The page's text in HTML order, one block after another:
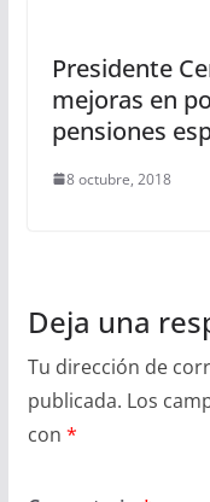
Presidente
mejoras en
pensiones
8 octubre, 2018
Deja una
Tu dirección de
publicada. Los
con *